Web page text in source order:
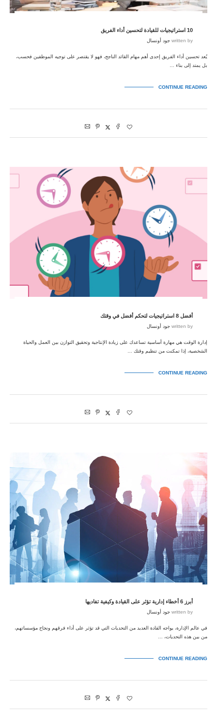
10 استراتيجيات للقيادة لتحسين أداء الفريق
written by جود أونسال
يُعد تحسين أداء الفريق إحدى أهم مهام القائد الناجح، فهو لا يقتصر على توجيه الموظفين فحسب،
بل يمتد إلى بناء …
CONTINUE READING
أفضل 8 استراتيجيات لتحكم أفضل في وقتك
written by جود أونسال
إدارة الوقت هي مهارة أساسية تساعدك على زيادة الإنتاجية وتحقيق التوازن بين العمل والحياة
الشخصية، إذا تمكنت من تنظيم وقتك …
CONTINUE READING
أبرز 6 أخطاء إدارية تؤثر على القيادة وكيفية تفاديها
written by جود أونسال
في عالم الإدارة، يواجه القادة العديد من التحديات التي قد تؤثر على أداء فرقهم ونجاح مؤسساتهم،
من بين هذه التحديات، …
CONTINUE READING